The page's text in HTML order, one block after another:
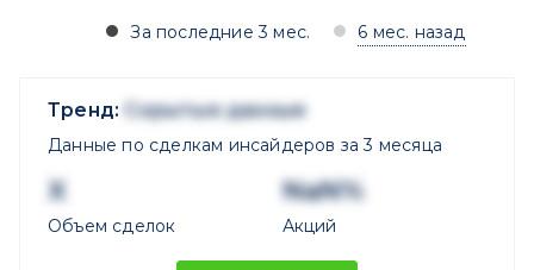
За последние 3 мес. 6 мес. назад
Тренд: Скрытые данные
Данные по сделкам инсайдеров за 3 месяца
X
Объем сделок
NaN%
Акций